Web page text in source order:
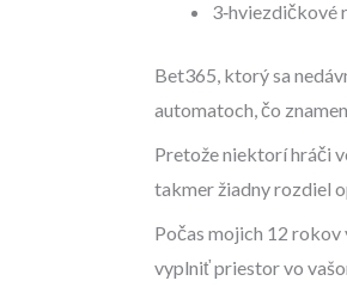
3‑hviezdičkové
Bet365, ktorý sa
automatoch, čo
Pretože niektorí hráči
takmer žiadny rozdiel
Počas mojich 12 rokov
vyplniť priestor vo